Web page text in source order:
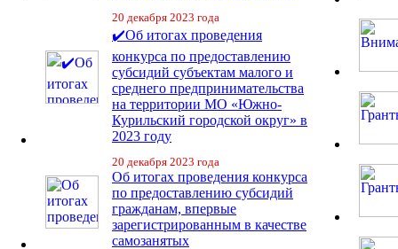
20 декабря 2023 года
✔️Об итогах проведения
конкурса по предоставлению
субсидий субъектам малого и
среднего предпринимательства
на территории МО «Южно-
Курильский городской округ» в
2023 году
20 декабря 2023 года
Об итогах проведения конкурса
по предоставлению субсидий
гражданам, впервые
зарегистрированным в качестве
самозанятых